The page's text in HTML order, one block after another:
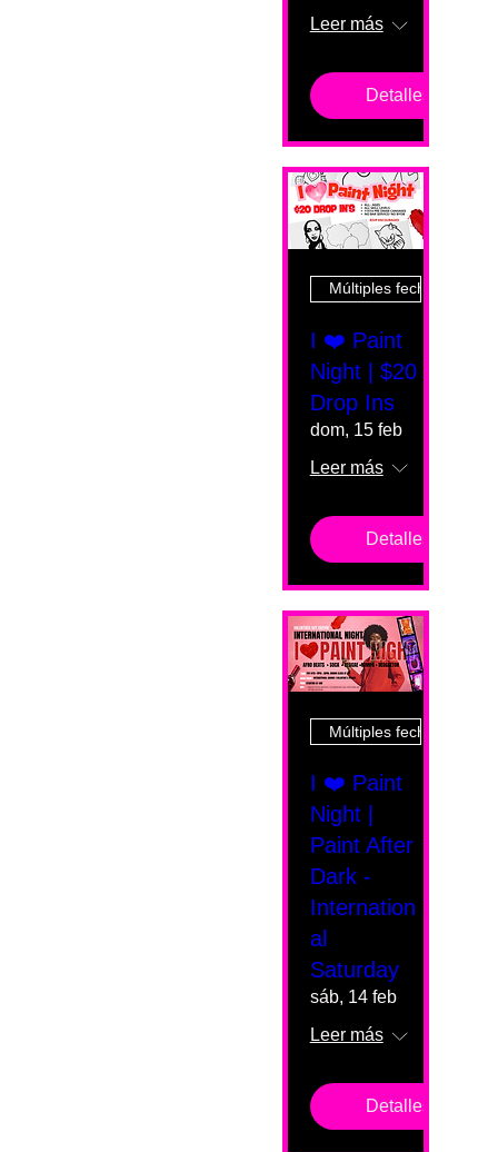
Leer más
Detalles
Múltiples fechas
I ❤️ Paint
Night | $20
Drop Ins
dom, 15 feb
Leer más
Detalles
Múltiples fechas
I ❤️ Paint
Night |
Paint After
Dark -
Internation
al
Saturday
sáb, 14 feb
Leer más
Detalles